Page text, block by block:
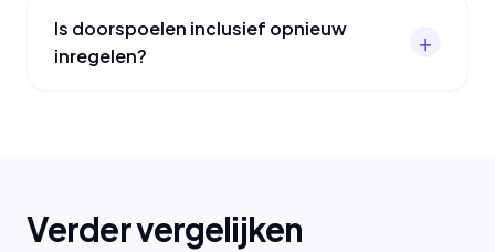
Is doorspoelen inclusief opnieuw
inregelen?
Verder vergelijken